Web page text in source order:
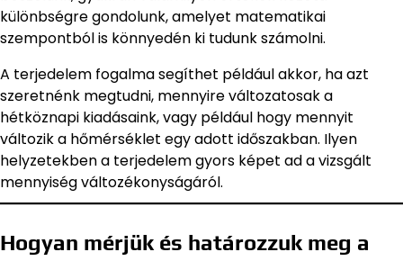
különbségre gondolunk, amelyet matematikai
szempontból is könnyedén ki tudunk számolni.
A terjedelem fogalma segíthet például akkor, ha azt
szeretnénk megtudni, mennyire változatosak a
hétköznapi kiadásaink, vagy például hogy mennyit
változik a hőmérséklet egy adott időszakban. Ilyen
helyzetekben a terjedelem gyors képet ad a vizsgált
mennyiség változékonyságáról.
Hogyan mérjük és határozzuk meg a